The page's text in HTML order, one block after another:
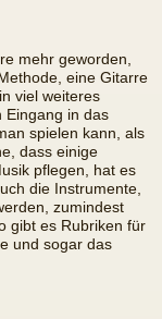
mehr geworden,
eine Gitarre
viel weiteres
Eingang in das
spielen kann, als
dass einige
pflegen, hat es
die Instrumente,
zumindest
gibt es Rubriken für
und sogar das